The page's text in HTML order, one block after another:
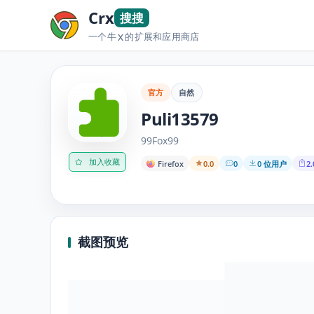
Crx 搜搜
一个牛X的扩展和应用商店
加入收藏
官方 自然
Puli13579
99Fox99
Firefox 0.0 0 0 位用户
截图预览